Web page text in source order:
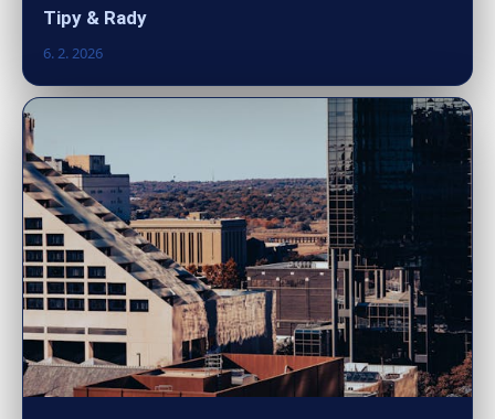
Tipy & Rady
6. 2. 2026